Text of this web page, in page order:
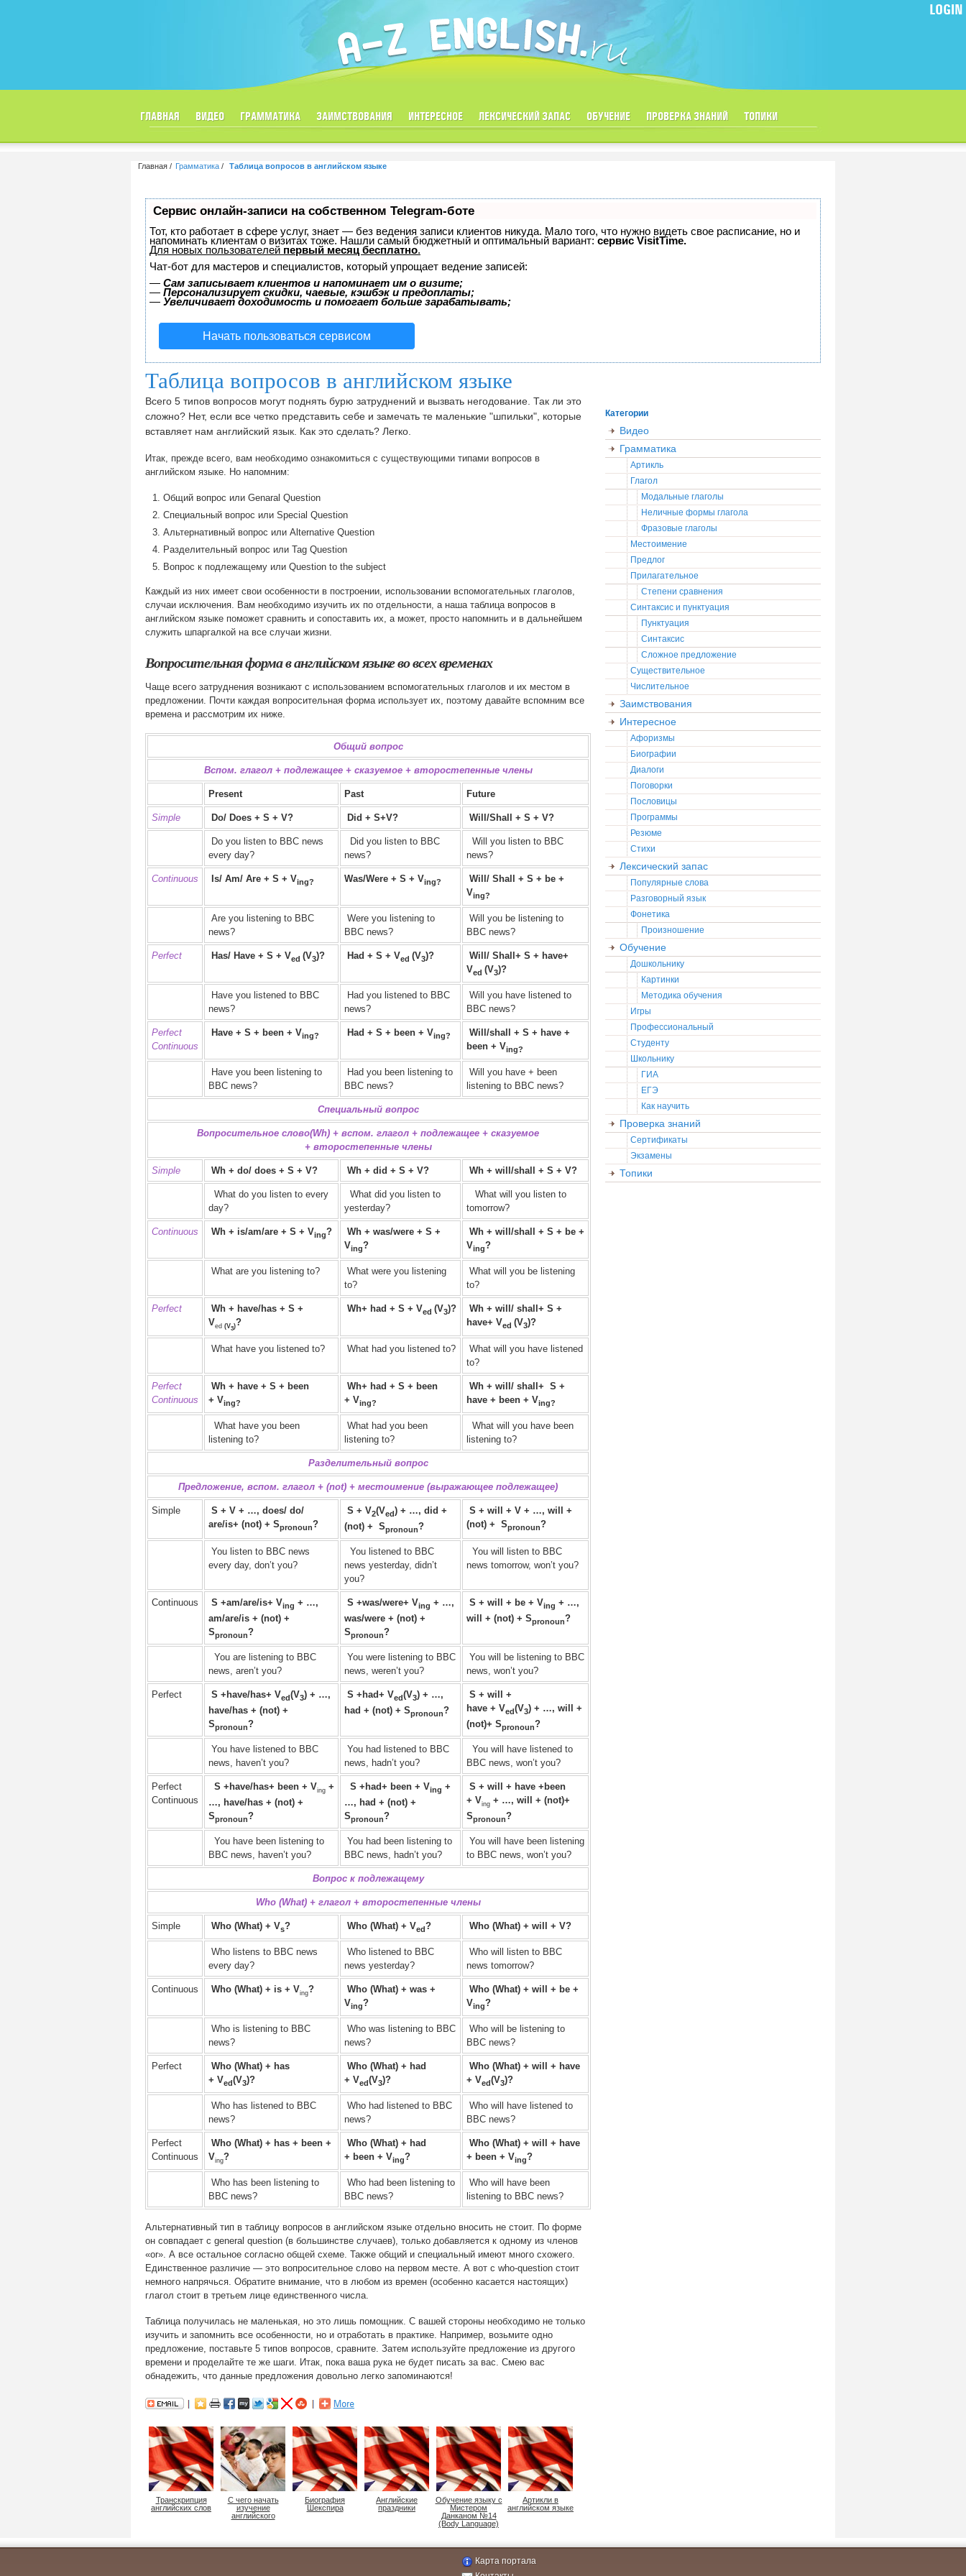
ГЛАВНАЯ ВИДЕО ГРАММАТИКА ЗАИМСТВОВАНИЯ ИНТЕРЕСНОЕ ЛЕКСИЧЕСКИЙ ЗАПАС ОБУЧЕНИЕ ПРОВЕРКА ЗНАНИЙ ТОПИКИ
LOGIN
Главная Грамматика Таблица вопросов в английском языке
Сервис онлайн-записи на собственном Telegram-боте
Тот, кто работает в сфере услуг, знает — без ведения записи клиентов никуда. Мало того, что нужно видеть свое расписание, но и
напоминать клиентам о визитах тоже. Нашли самый бюджетный и оптимальный вариант:сервис VisitTime.
Для новых пользователей первый месяц бесплатно.
Чат-бот для мастеров и специалистов, который упрощает ведение записей:
— Сам записывает клиентов и напоминает им о визите;
— Персонализирует скидки, чаевые, кэшбэк и предоплаты;
— Увеличивает доходимость и помогает больше зарабатывать;
Начать пользоваться сервисом
Таблица вопросов в английском языке
Всего 5 типов вопросов могут поднять бурю затруднений и вызвать негодование. Так ли это
сложно? Нет, если все четко представить себе и замечать те маленькие "шпильки", которые
вставляет нам английский язык. Как это сделать? Легко.
Итак, прежде всего, вам необходимо ознакомиться с существующими типами вопросов в
английском языке. Но напомним:
Общий вопрос или Genaral Question
Специальный вопрос или Special Question
Альтернативный вопрос или Alternative Question
Разделительный вопрос или Tag Question
Вопрос к подлежащему или Question to the subject
Каждый из них имеет свои особенности в построении, использовании вспомогательных глаголов,
случаи исключения. Вам необходимо изучить их по отдельности, а наша таблица вопросов в
английском языке поможет сравнить и сопоставить их, а может, просто напомнить и в дальнейшем
служить шпаргалкой на все случаи жизни.
Вопросительная форма в английском языке во всех временах
Чаще всего затруднения возникают с использованием вспомогательных глаголов и их местом в
предложении. Почти каждая вопросительная форма использует их, поэтому давайте вспомним все
времена и рассмотрим их ниже.
Общий вопрос
Вспом. глагол + подлежащее + сказуемое + второстепенные члены
Present Past Future
Simple Do/ Does + S + V? Did + S+V? Will/Shall + S + V?
Do you listen to BBC news
every day?
Did you listen to BBC
news?
Will you listen to BBC
news?
Continuous Is/ Am/ Are + S + Ving? Was/Were + S + Ving?
Will/ Shall + S + be +
Ving?
Are you listening to BBC
news?
Were you listening to
BBC news?
Will you be listening to
BBC news?
Perfect Has/ Have + S + Ved (V3)? Had + S + Ved (V3)?
Will/ Shall+ S + have+
Ved (V3)?
Have you listened to BBC
news?
Had you listened to BBC
news?
Will you have listened to
BBC news?
Perfect
Continuous
Have + S + been + Ving? Had + S + been + Ving?
Will/shall + S + have +
been + Ving?
Have you been listening to
BBC news?
Had you been listening to
BBC news?
Will you have + been
listening to BBC news?
Специальный вопрос
Вопросительное слово(Wh) + вспом. глагол + подлежащее + сказуемое
+ второстепенные члены
Simple Wh + do/ does + S + V? Wh + did + S + V? Wh + will/shall + S + V?
What do you listen to every
day?
What did you listen to
yesterday?
What will you listen to
tomorrow?
Continuous Wh + is/am/are + S + Ving?
Wh + was/were + S +
Ving?
Wh + will/shall + S + be +
Ving?
What are you listening to?
What were you listening
to?
What will you be listening
to?
Perfect
Wh + have/has + S +
Ved (V3)?
Wh+ had + S + Ved (V3)?
Wh + will/ shall+ S +
have+ Ved (V3)?
What have you listened to? What had you listened to?
What will you have listened
to?
Perfect
Continuous
Wh + have + S + been
+ Ving?
Wh+ had + S + been
+ Ving?
Wh + will/ shall+ S +
have + been + Ving?
What have you been
listening to?
What had you been
listening to?
What will you have been
listening to?
Разделительный вопрос
Предложение, вспом. глагол + (not) + местоимение (выражающее подлежащее)
Simple
S + V + …, does/ do/
are/is+ (not) + Spronoun?
S + V2(Ved) + …, did +
(not) + Spronoun?
S + will + V + …, will +
(not) + Spronoun?
You listen to BBC news
every day, don’t you?
You listened to BBC
news yesterday, didn’t
you?
You will listen to BBC
news tomorrow, won’t you?
Continuous S +am/are/is+ Ving + …,
am/are/is + (not) +
Spronoun?
S +was/were+ Ving + …,
was/were + (not) +
Spronoun?
S + will + be + Ving + …,
will + (not) + Spronoun?
You are listening to BBC
news, aren’t you?
You were listening to BBC
news, weren’t you?
You will be listening to BBC
news, won’t you?
Perfect S +have/has+ Ved(V3) + …,
have/has + (not) +
Spronoun?
S +had+ Ved(V3) + …,
had + (not) + Spronoun?
S + will +
have + Ved(V3) + …, will +
(not)+ Spronoun?
You have listened to BBC
news, haven’t you?
You had listened to BBC
news, hadn’t you?
You will have listened to
BBC news, won’t you?
Perfect
Continuous
S +have/has+ been + Ving +
…, have/has + (not) +
Spronoun?
S +had+ been + Ving +
…, had + (not) +
Spronoun?
S + will + have +been
+ Ving + …, will + (not)+
Spronoun?
You have been listening to
BBC news, haven’t you?
You had been listening to
BBC news, hadn’t you?
You will have been listening
to BBC news, won’t you?
Вопрос к подлежащему
Who (What) + глагол + второстепенные члены
Simple Who (What) + Vs? Who (What) + Ved? Who (What) + will + V?
Who listens to BBC news
every day?
Who listened to BBC
news yesterday?
Who will listen to BBC
news tomorrow?
Continuous Who (What) + is + Ving?
Who (What) + was +
Ving?
Who (What) + will + be +
Ving?
Who is listening to BBC
news?
Who was listening to BBC
news?
Who will be listening to
BBC news?
Perfect
Who (What) + has
+ Ved(V3)?
Who (What) + had
+ Ved(V3)?
Who (What) + will + have
+ Ved(V3)?
Who has listened to BBC
news?
Who had listened to BBC
news?
Who will have listened to
BBC news?
Perfect
Continuous
Who (What) + has + been +
Ving?
Who (What) + had
+ been + Ving?
Who (What) + will + have
+ been + Ving?
Who has been listening to
BBC news?
Who had been listening to
BBC news?
Who will have been
listening to BBC news?
Альтернативный тип в таблицу вопросов в английском языке отдельно вносить не стоит. По форме
он совпадает с general question (в большинстве случаев), только добавляется к одному из членов
«or». А все остальное согласно общей схеме. Также общий и специальный имеют много схожего.
Единственное различие — это вопросительное слово на первом месте. А вот с who-question стоит
немного напрячься. Обратите внимание, что в любом из времен (особенно касается настоящих)
глагол стоит в третьем лице единственного числа.
Таблица получилась не маленькая, но это лишь помощник. С вашей стороны необходимо не только
изучить и запомнить все особенности, но и отработать в практике. Например, возьмите одно
предложение, поставьте 5 типов вопросов, сравните. Затем используйте предложение из другого
времени и проделайте те же шаги. Итак, пока ваша рука не будет писать за вас. Смею вас
обнадежить, что данные предложения довольно легко запоминаются!
Транскрипция
английских слов
С чего начать
изучение
английского
Биография
Шекспира
Английские
праздники
Обучение языку с
Мистером
Данканом №14
(Body Language)
Артикли в
английском языке
Категории
Видео
Грамматика
Артикль
Глагол
Модальные глаголы
Неличные формы глагола
Фразовые глаголы
Местоимение
Предлог
Прилагательное
Степени сравнения
Синтаксис и пунктуация
Пунктуация
Синтаксис
Сложное предложение
Существительное
Числительное
Заимствования
Интересное
Афоризмы
Биографии
Диалоги
Поговорки
Пословицы
Программы
Резюме
Стихи
Лексический запас
Популярные слова
Разговорный язык
Фонетика
Произношение
Обучение
Дошкольнику
Картинки
Методика обучения
Игры
Профессиональный
Студенту
Школьнику
ГИА
ЕГЭ
Как научить
Проверка знаний
Сертификаты
Экзамены
Топики
Карта портала